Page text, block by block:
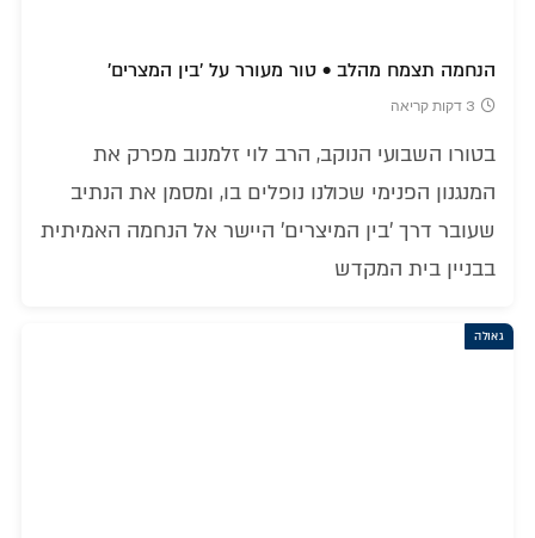
הנחמה תצמח מהלב • טור מעורר על 'בין המצרים'
3 דקות קריאה
בטורו השבועי הנוקב, הרב לוי זלמנוב מפרק את
המנגנון הפנימי שכולנו נופלים בו, ומסמן את הנתיב
שעובר דרך 'בין המיצרים' היישר אל הנחמה האמיתית
בבניין בית המקדש
גאולה